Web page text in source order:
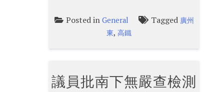
Posted in General Tagged 廣州
東,高鐵
議員批南下無嚴查檢測